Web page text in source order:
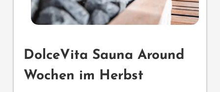
DolceVita Sauna Around
Wochen im Herbst